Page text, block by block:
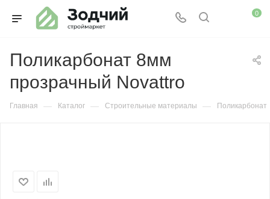
0
Поликарбонат 8мм
прозрачный Novattro
Главная — Каталог — Строительные материалы — Поликарбонат